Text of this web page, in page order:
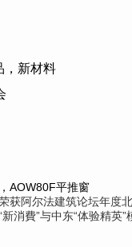
，新材料
AOW80F平推窗
获阿尔法建筑论坛年度
消費”与中东“体验精英